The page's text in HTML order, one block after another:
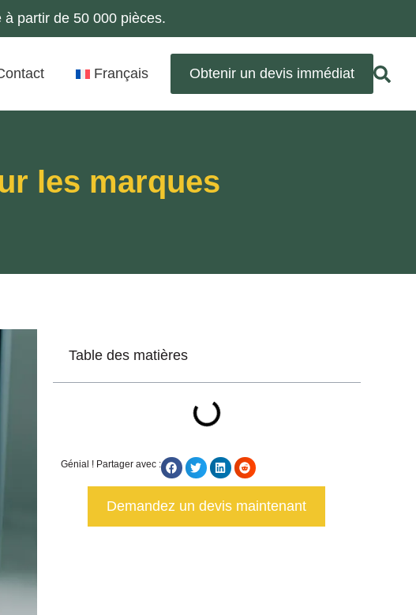
partir de 50 000 pièces.
Français Obtenir un devis immédiat
les marques
Table des matières
Génial ! Partager avec :
Demandez un devis maintenant